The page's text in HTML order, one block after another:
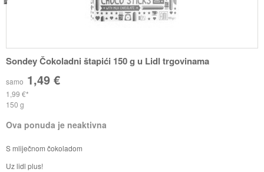
Sondey Čokoladni štapići 150 g u Lidl trgovinama
samo 1,49 €
1,99 €
150 g
Ova ponuda je neaktivna
S mliječnom čokoladom
Uz lidl plus!